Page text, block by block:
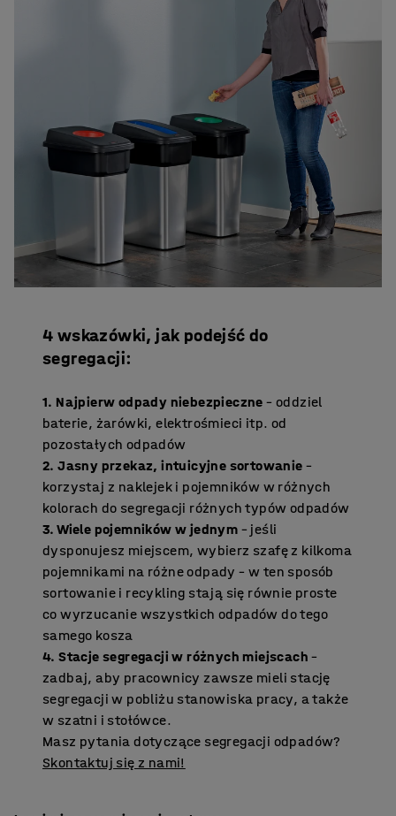
4 wskazówki, jak podejść do
segregacji:
1. Najpierw odpady niebezpieczne – oddziel
baterie, żarówki, elektrośmieci itp. od
pozostałych odpadów
2. Jasny przekaz, intuicyjne sortowanie –
korzystaj z naklejek i pojemników w różnych
kolorach do segregacji różnych typów odpadów
3. Wiele pojemników w jednym – jeśli
dysponujesz miejscem, wybierz szafę z kilkoma
pojemnikami na różne odpady – w ten sposób
sortowanie i recykling stają się równie proste
co wyrzucanie wszystkich odpadów do tego
samego kosza
4. Stacje segregacji w różnych miejscach –
zadbaj, aby pracownicy zawsze mieli stację
segregacji w pobliżu stanowiska pracy, a także
w szatni i stołówce.
Masz pytania dotyczące segregacji odpadów?
Skontaktuj się z nami!